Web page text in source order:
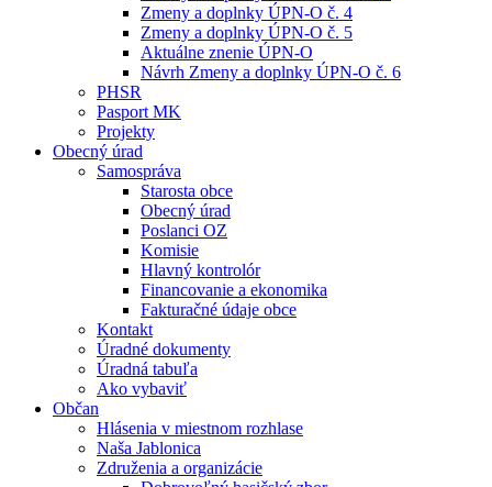
Zmeny a doplnky ÚPN-O č. 4
Zmeny a doplnky ÚPN-O č. 5
Aktuálne znenie ÚPN-O
Návrh Zmeny a doplnky ÚPN-O č. 6
PHSR
Pasport MK
Projekty
Obecný úrad
Samospráva
Starosta obce
Obecný úrad
Poslanci OZ
Komisie
Hlavný kontrolór
Financovanie a ekonomika
Fakturačné údaje obce
Kontakt
Úradné dokumenty
Úradná tabuľa
Ako vybaviť
Občan
Hlásenia v miestnom rozhlase
Naša Jablonica
Združenia a organizácie